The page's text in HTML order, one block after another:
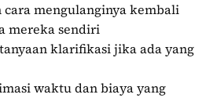
cara mengulanginya kembali
mereka sendiri
klarifikasi jika ada yang
waktu dan biaya yang